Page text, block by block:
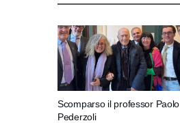
Scomparso il professor Paolo
Pederzoli